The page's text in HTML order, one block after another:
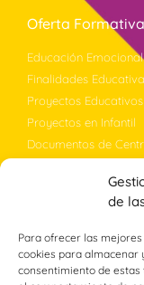
de
Para ofrecer las
cookies para almacenar
consentimiento de
Oferta Formativa
Educación Emocional
Finalidades
Proyectos Educativos
Proyectos en Infantil
Documentos de
Violencia Género
Programa PROA+